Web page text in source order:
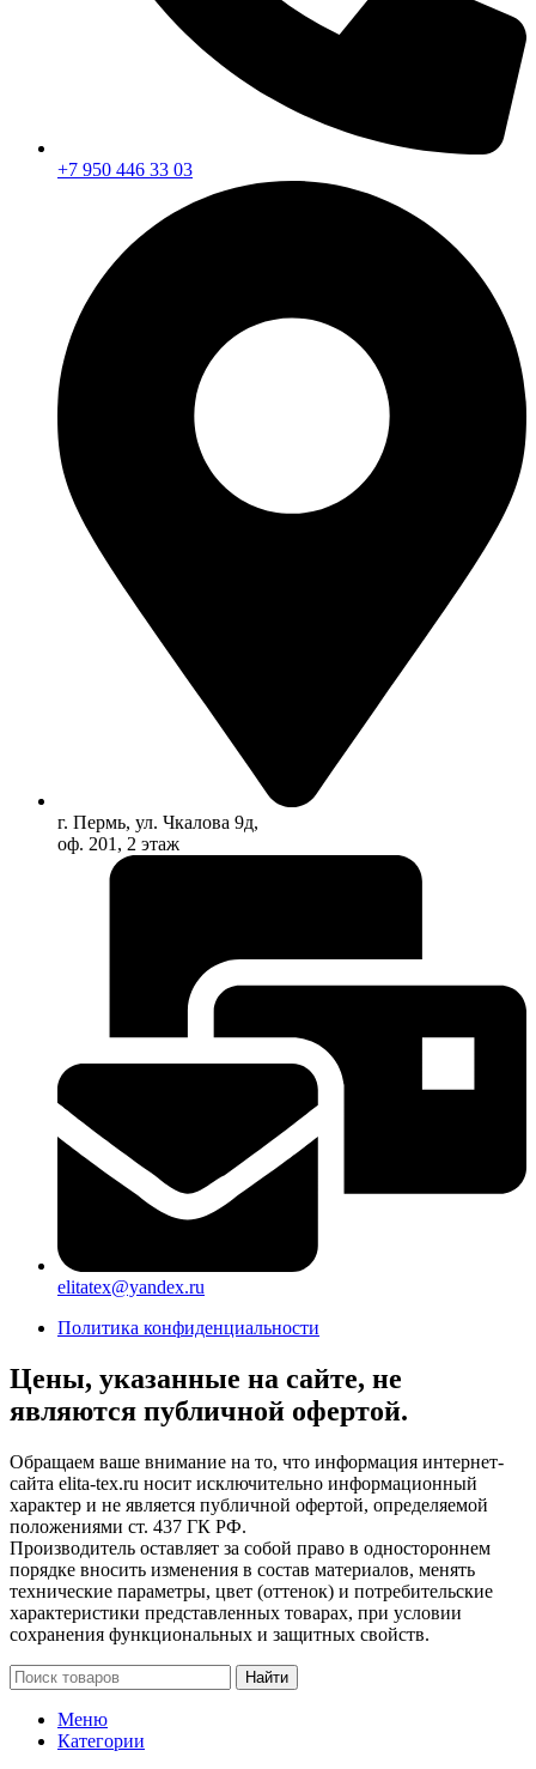
+7 950 446 33 03
г. Пермь, ул. Чкалова 9д,
оф. 201, 2 этаж
elitatex@yandex.ru
Политика конфиденциальности
Цены, указанные на сайте, не
являются публичной офертой.
Обращаем ваше внимание на то, что информация интернет-
сайта elita-tex.ru носит исключительно информационный
характер и не является публичной офертой, определяемой
положениями ст. 437 ГК РФ.
Производитель оставляет за собой право в одностороннем
порядке вносить изменения в состав материалов, менять
технические параметры, цвет (оттенок) и потребительские
характеристики представленных товарах, при условии
сохранения функциональных и защитных свойств.
Найти
Меню
Категории